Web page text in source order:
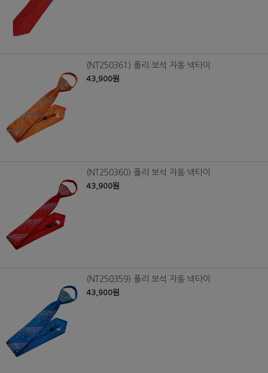
(NT250361) 폴리 보석 자동 넥타이
43,900원
(NT250360) 폴리 보석 자동 넥타이
43,900원
(NT250359) 폴리 보석 자동 넥타이
43,900원